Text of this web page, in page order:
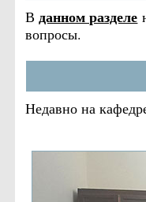
Вданном разделе
вопросы.
Недавно на